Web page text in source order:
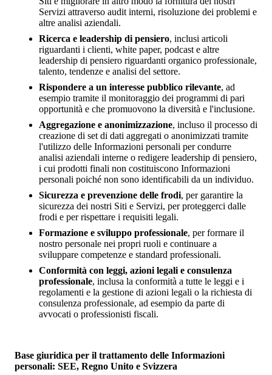
Servizi attraverso audit interni, risoluzione dei problemi e
altre analisi aziendali.
Ricerca e leadership di pensiero, inclusi articoli
riguardanti i clienti, white paper, podcast e altre
leadership di pensiero riguardanti organico professionale,
talento, tendenze e analisi del settore.
Rispondere a un interesse pubblico rilevante, ad
esempio tramite il monitoraggio dei programmi di pari
opportunità e che promuovono la diversità e l'inclusione.
Aggregazione e anonimizzazione, incluso il processo di
creazione di set di dati aggregati o anonimizzati tramite
l'utilizzo delle Informazioni personali per condurre
analisi aziendali interne o redigere leadership di pensiero,
i cui prodotti finali non costituiscono Informazioni
personali poiché non sono identificabili da un individuo.
Sicurezza e prevenzione delle frodi, per garantire la
sicurezza dei nostri Siti e Servizi, per proteggerci dalle
frodi e per rispettare i requisiti legali.
Formazione e sviluppo professionale, per formare il
nostro personale nei propri ruoli e continuare a
sviluppare competenze e standard professionali.
Conformità con leggi, azioni legali e consulenza
professionale, inclusa la conformità a tutte le leggi e i
regolamenti e la gestione di azioni legali o la richiesta di
consulenza professionale, ad esempio da parte di
avvocati o professionisti fiscali.
Base giuridica per il trattamento delle Informazioni
personali: SEE, Regno Unito e Svizzera